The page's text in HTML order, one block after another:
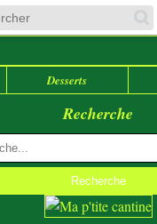
Desserts
Recherche